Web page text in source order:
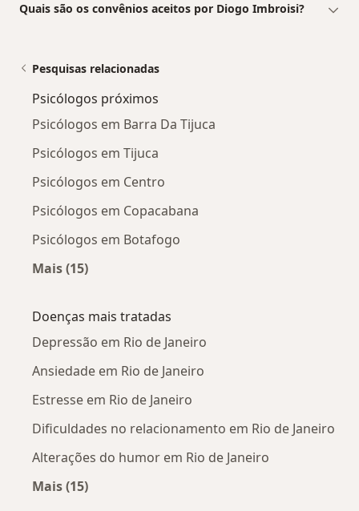
Quais são os convênios aceitos por Diogo Imbroisi?
Pesquisas relacionadas
Psicólogos próximos
Psicólogos em Barra Da Tijuca
Psicólogos em Tijuca
Psicólogos em Centro
Psicólogos em Copacabana
Psicólogos em Botafogo
Mais (15)
Doenças mais tratadas
Depressão em Rio de Janeiro
Ansiedade em Rio de Janeiro
Estresse em Rio de Janeiro
Dificuldades no relacionamento em Rio de Janeiro
Alterações do humor em Rio de Janeiro
Mais (15)